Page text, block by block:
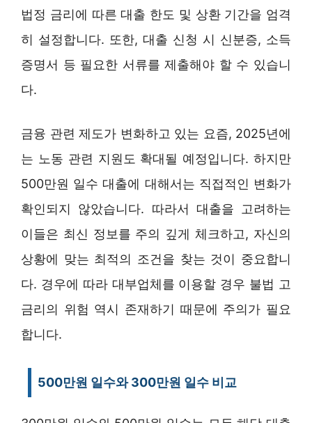
법정 금리에 따른 대출 한도 및 상환 기간을 엄격
히 설정합니다. 또한, 대출 신청 시 신분증, 소득
증명서 등 필요한 서류를 제출해야 할 수 있습니
다.
금융 관련 제도가 변화하고 있는 요즘, 2025년에
는 노동 관련 지원도 확대될 예정입니다. 하지만
500만원 일수 대출에 대해서는 직접적인 변화가
확인되지 않았습니다. 따라서 대출을 고려하는
이들은 최신 정보를 주의 깊게 체크하고, 자신의
상황에 맞는 최적의 조건을 찾는 것이 중요합니
다. 경우에 따라 대부업체를 이용할 경우 불법 고
금리의 위험 역시 존재하기 때문에 주의가 필요
합니다.
500만원 일수와 300만원 일수 비교